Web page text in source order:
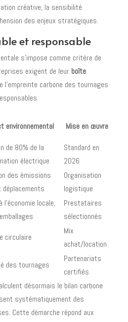
créative, la sensibilité
des enjeux stratégiques.
et responsable
s'impose comme critère de
exigent de leur boîte
l'empreinte carbone des tournages
environnemental Mise en œuvre
de 80% de la
électrique
Standard en
2026
des émissions
déplacements
Organisation
logistique
l'économie locale,
Prestataires
sélectionnés
circulaire
Mix
achat/location
des tournages
Partenariats
certifiés
désormais le bilan carbone
systématiquement des
Cette démarche répond aux